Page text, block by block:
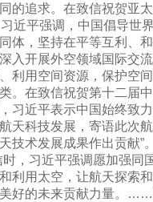
的追求。在致信祝贺亚
近平强调，中国倡导世
体，坚持在平等互利、
入开展外空领域国际交
利用空间资源，保护空
。在致信祝贺第十二届
习近平表示中国始终致
天科技发展，寄语此次
技术发展成果作出贡献”
时，习近平强调愿加强同
利用太空，让航天探索
好的未来贡献力量。